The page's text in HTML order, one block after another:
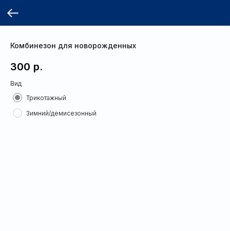
Комбинезон для новорожденных
300 р.
Вид
Трикотажный
Зимний/демисезонный